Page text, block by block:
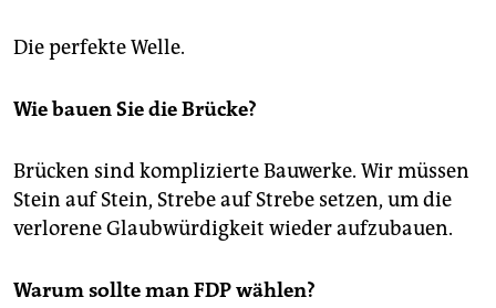
Die perfekte Welle.
Wie bauen Sie die Brücke?
Brücken sind komplizierte Bauwerke. Wir müssen
Stein auf Stein, Strebe auf Strebe setzen, um die
verlorene Glaubwürdigkeit wieder aufzubauen.
Warum sollte man FDP wählen?